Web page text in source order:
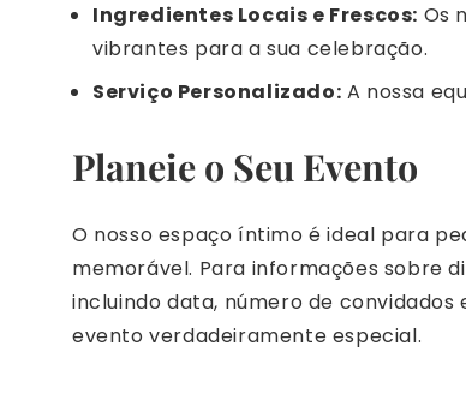
Ingredientes Locais e Frescos: Os
vibrantes para a sua celebração.
Serviço Personalizado: A nossa
Planeie o Seu Evento
O nosso espaço íntimo é ideal para
memorável. Para informações sobre
incluindo data, número de
evento verdadeiramente especial.